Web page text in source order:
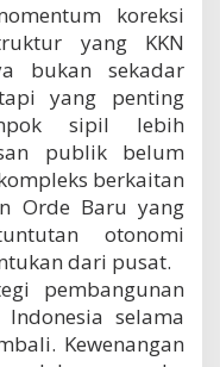
koreksi
yang KKN
bukan sekadar
yang penting
sipil lebih
publik belum
berkaitan
Orde Baru yang
otonomi
dari pusat.
pembangunan
selama
Kewenangan